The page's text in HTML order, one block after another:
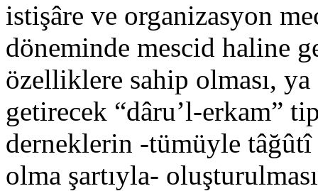
istişâre ve organizasyon
döneminde mescid haline
özelliklere sahip olması,
getirecek “dâru’l-erkam”
derneklerin -tümüyle tâğûtî
olma şartıyla-